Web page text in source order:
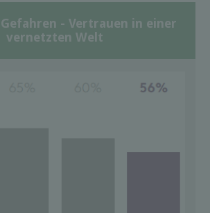
- Vertrauen in einer
vernetzten Welt